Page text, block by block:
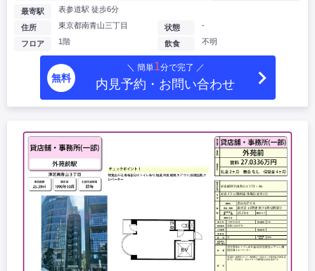
最寄駅 表参道駅 徒歩6分
住所 東京都南青山三丁目
フロア 1階
状態 -
飲食 不明
無料
＼ 簡単1分で完了 ／
内見予約・お問い合わせ